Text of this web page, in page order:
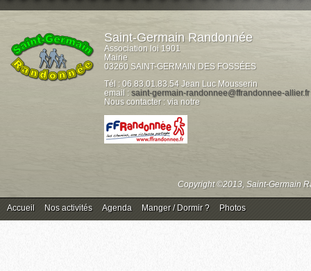
Saint-Germain Randonnée
Association loi 1901
Mairie
03260 SAINT-GERMAIN DES FOSSÉES
Tél : 06.83.01.83.54 Jean Luc Mousserin
email : saint-germain-randonnee@ffrandonnee-allier.fr
Nous contacter : via notre
Copyright ©2013, Saint-Germain
Accueil Nos activités Agenda Manger / Dormir ? Photos